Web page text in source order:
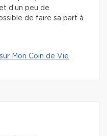
d’un peu de
de faire sa part à
Mon Coin de Vie